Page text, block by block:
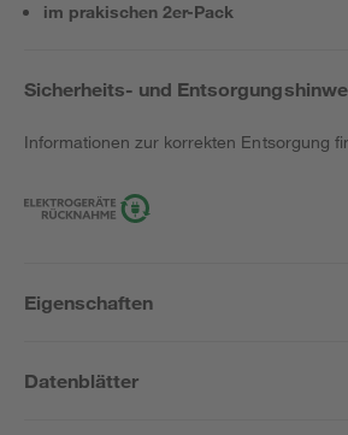
im prakischen 2er-Pack
Sicherheits- und
Informationen zur korrekten Entsorgung
Eigenschaften
Datenblätter